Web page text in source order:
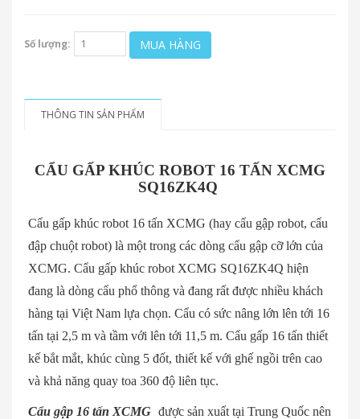
Số lượng: MUA HÀNG
THÔNG TIN SẢN PHẨM
CẨU GẤP KHÚC ROBOT 16 TẤN XCMG
SQ16ZK4Q
Cẩu gấp khúc robot 16 tấn XCMG (hay cẩu gập robot, cẩu
đập chuột robot) là một trong các dòng cẩu gập cỡ lớn của
XCMG. Cẩu gấp khúc robot XCMG SQ16ZK4Q hiện
đang là dòng cẩu phổ thông và đang rất được nhiều khách
hàng tại Việt Nam lựa chọn. Cẩu có sức nâng lớn lên tới 16
tấn tại 2,5 m và tầm với lên tới 11,5 m. Cẩu gấp 16 tấn thiết
kế bắt mắt, khúc cùng 5 đốt, thiết kế với ghế ngồi trên cao
và khả năng quay toa 360 độ liên tục.
Cẩu gập 16 tấn XCMG được sản xuất tại Trung Quốc nên